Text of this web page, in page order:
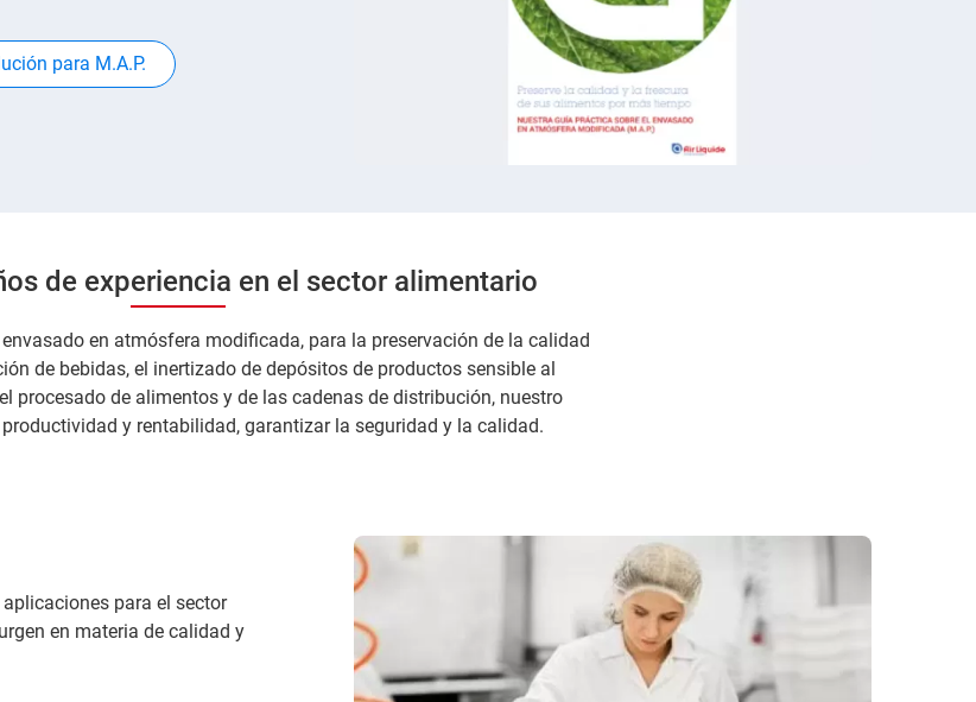
para M.A.P.
de experiencia en el sector alimentario
en atmósfera modificada, para la preservación de la calidad
de bebidas, el inertizado de depósitos de productos sensible al
procesado de alimentos y de las cadenas de distribución, nuestro
y rentabilidad, garantizar la seguridad y la calidad.
para el sector
en materia de calidad y